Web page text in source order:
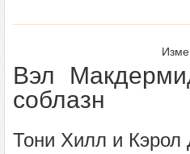
Вэл
соблазн
Тони Хилл и Кэрол